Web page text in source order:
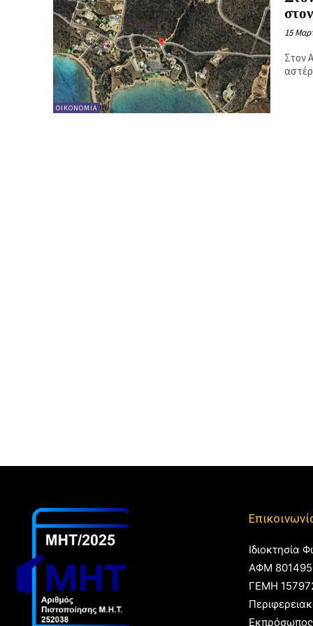
ΟΙΚΟΝΟΜΊΑ
15
Στον
Ιδιοκτησία
ΑΦΜ
ΓΕΜΗ